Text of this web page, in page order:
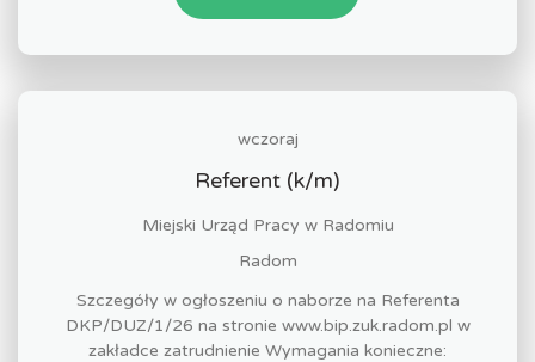
wczoraj
Referent (k/m)
Miejski Urząd Pracy w Radomiu
Radom
Szczegóły w ogłoszeniu o naborze na Referenta
DKP/DUZ/1/26 na stronie www.bip.zuk.radom.pl w
zakładce zatrudnienie Wymagania konieczne: